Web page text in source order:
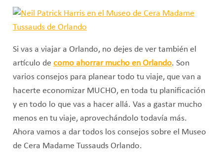
Si vas a viajar a Orlando, no dejes de ver también el
artículo de como ahorrar mucho en Orlando. Son
varios consejos para planear todo tu viaje, que van a
hacerte economizar MUCHO, en toda tu planificación
y en todo lo que vas a hacer allá. Vas a gastar mucho
menos en tu viaje, aprovechándolo todavía más.
Ahora vamos a dar todos los consejos sobre el Museo
de Cera Madame Tussauds Orlando.